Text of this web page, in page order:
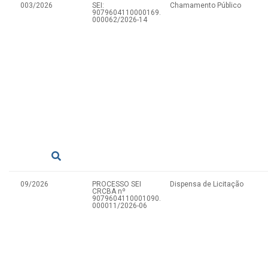
003/2026
SEI:
9079604110000169.
000062/2026-14
Chamamento Público
09/2026
PROCESSO SEI
CRCBA nº
9079604110001090.
000011/2026-06
Dispensa de Licitação